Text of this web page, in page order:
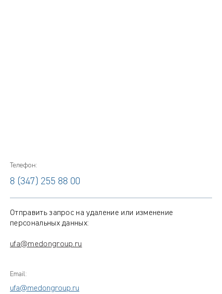
Телефон:
8 (347) 255 88 00
Отправить запрос на удаление или изменение
персональных данных:
ufa@medongroup.ru
Email:
ufa@medongroup.ru